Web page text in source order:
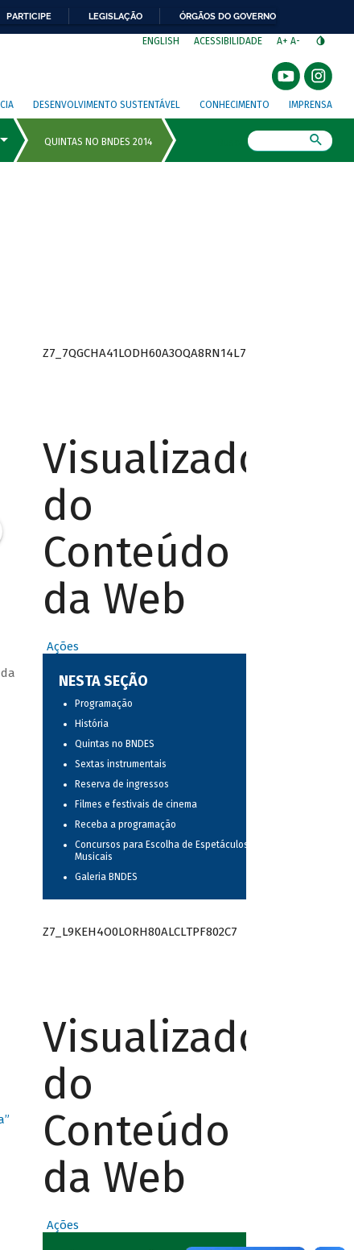
PARTICIPE LEGISLAÇÃO ÓRGÃOS DO GOVERNO
ENGLISH ACESSIBILIDADE A+ A-
DESENVOLVIMENTO SUSTENTÁVEL CONHECIMENTO IMPRENSA
Z7_7QGCHA41LODH60A3OQA8RN14L7
Visualizador
do
Conteúdo
da Web
Ações
NESTA SEÇÃO
Programação
História
Quintas no BNDES
Sextas instrumentais
Reserva de ingressos
Filmes e festivais de cinema
Receba a programação
Concursos para Escolha de Espetáculos
Musicais
Galeria BNDES
Z7_L9KEH4O0LORH80ALCLTPF802C7
Visualizador
do
Conteúdo
da Web
Ações